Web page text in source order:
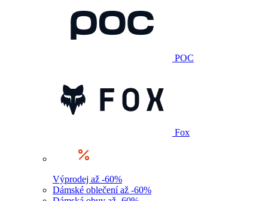
POC
Fox
Výprodej až -60%
Dámské oblečení až -60%